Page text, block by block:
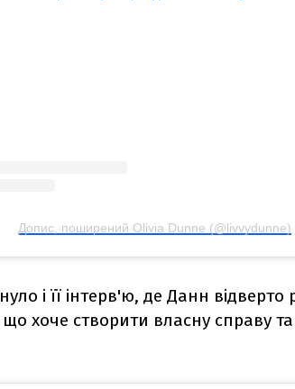
Допис, поширений Olivia Dunne (@livvydunne)
і її інтерв'ю, де Данн відверто
що хоче створити власну справу